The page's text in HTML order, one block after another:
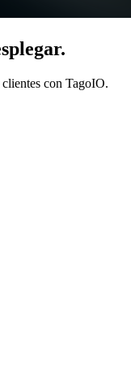
con TagoIO.